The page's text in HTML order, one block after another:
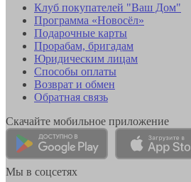
Клуб покупателей "Ваш Дом"
Программа «Новосёл»
Подарочные карты
Прорабам, бригадам
Юридическим лицам
Способы оплаты
Возврат и обмен
Обратная связь
Скачайте мобильное приложение
Мы в соцсетях